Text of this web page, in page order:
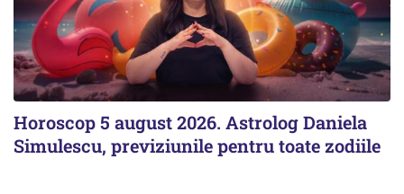
Horoscop 5 august 2026. Astrolog Daniela
Simulescu, previziunile pentru toate zodiile